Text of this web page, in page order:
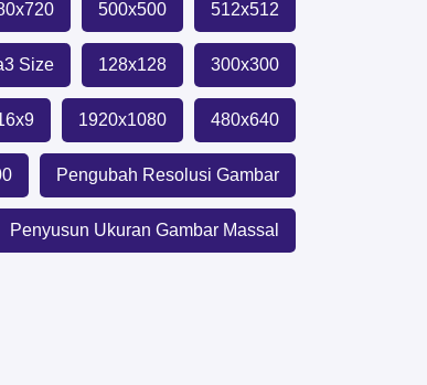
500x500 512x512
Size 128x128 300x300
1920x1080 480x640
Pengubah Resolusi Gambar
Penyusun Ukuran Gambar Massal